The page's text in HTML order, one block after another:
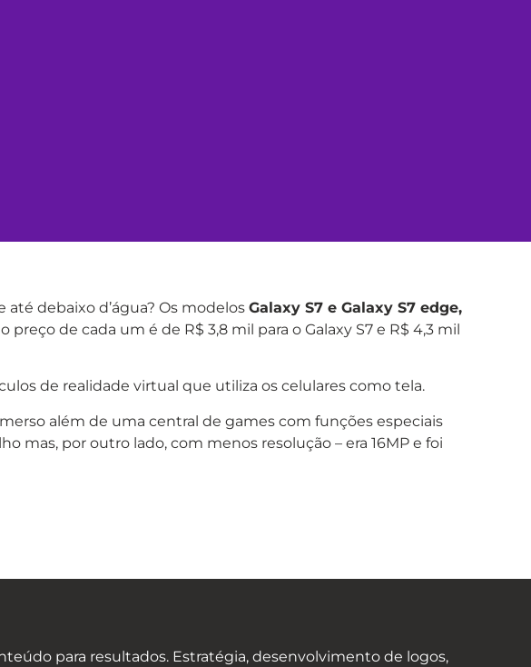
até debaixo d’água? Os modelosGalaxy S7 e Galaxy S7 edge,
de cada um é de R$ 3,8 mil para o Galaxy S7 e R$ 4,3 mil
de realidade virtual que utiliza os celulares como tela.
além de uma central de games com funções especiais
mas, por outro lado, com menos resolução – era 16MP e foi
para resultados. Estratégia, desenvolvimento de logos,